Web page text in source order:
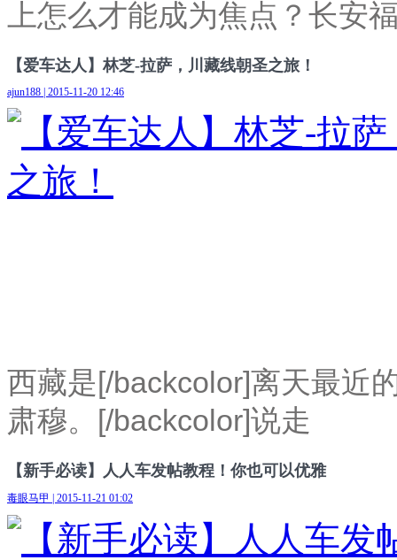
上怎么才能成为焦点？长安
【爱车达人】林芝-拉萨，川藏线朝圣之旅！
ajun188 | 2015-11-20 12:46
西藏是[/backcolor]离天最近
肃穆。[/backcolor]说走
【新手必读】人人车发帖教程！你也可以优雅
毒眼马甲 | 2015-11-21 01:02